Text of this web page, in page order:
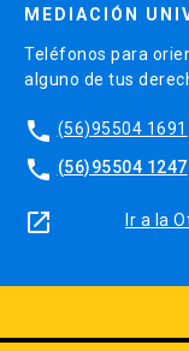
MEDIACIÓN
Teléfonos para
alguno de tus
phone (56)95504 1691
phone (56)95504 1247
launch Ir a la